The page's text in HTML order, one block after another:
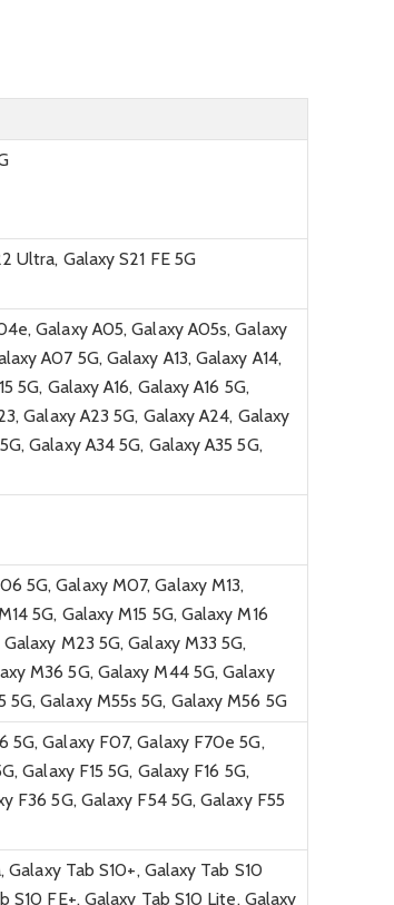
Ultra, Galaxy S21 FE 5G
Galaxy A05, Galaxy A05s, Galaxy
A07 5G, Galaxy A13, Galaxy A14,
5G, Galaxy A16, Galaxy A16 5G,
Galaxy A23 5G, Galaxy A24, Galaxy
Galaxy A34 5G, Galaxy A35 5G,
5G, Galaxy M07, Galaxy M13,
5G, Galaxy M15 5G, Galaxy M16
M23 5G, Galaxy M33 5G,
M36 5G, Galaxy M44 5G, Galaxy
5G, Galaxy M55s 5G, Galaxy M56 5G
Galaxy F07, Galaxy F70e 5G,
Galaxy F15 5G, Galaxy F16 5G,
F36 5G, Galaxy F54 5G, Galaxy F55
Galaxy Tab S10+, Galaxy Tab S10
S10 FE+, Galaxy Tab S10 Lite, Galaxy